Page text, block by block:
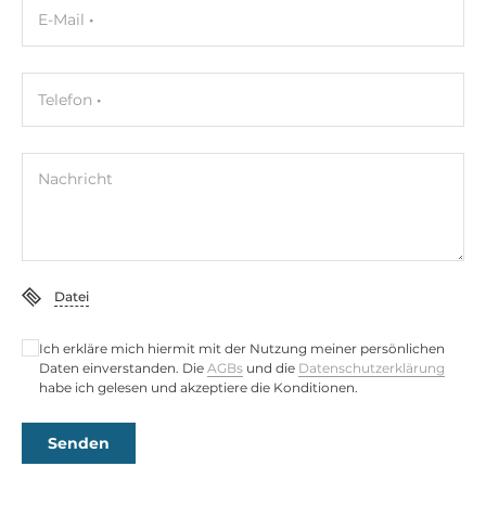
E-Mail
Telefon
Nachricht
Datei
Ich erkläre mich hiermit mit der Nutzung meiner persönlichen
Daten einverstanden. Die AGBs und die Datenschutzerklärung
habe ich gelesen und akzeptiere die Konditionen.
Senden